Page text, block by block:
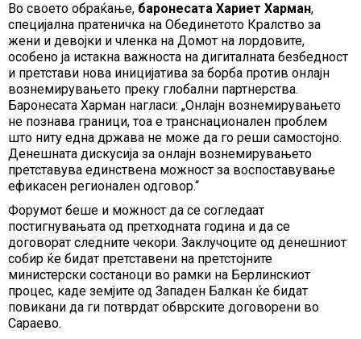
Во своето обраќање, баронесата Хариет Харман,
специјална пратеничка на Обединетото Кралство за
жени и девојки и членка на Домот на лордовите,
особено ја истакна важноста на дигиталната безбедност
и претстави нова иницијатива за борба против онлајн
вознемирувањето преку глобални партнерства.
Баронесата Харман нагласи: „Онлајн вознемирувањето
не познава граници, тоа е транснационален проблем
што ниту една држава не може да го реши самостојно.
Денешната дискусија за онлајн вознемирувањето
претставува единствена можност за воспоставување
ефикасен регионален одговор.“
Форумот беше и можност да се согледаат
постигнувањата од претходната година и да се
договорат следните чекори. Заклучоците од денешниот
собир ќе бидат претставени на претстојните
министерски состаноци во рамки на Берлинскиот
процес, каде земјите од Западен Балкан ќе бидат
повикани да ги потврдат обврските договорени во
Сараево.